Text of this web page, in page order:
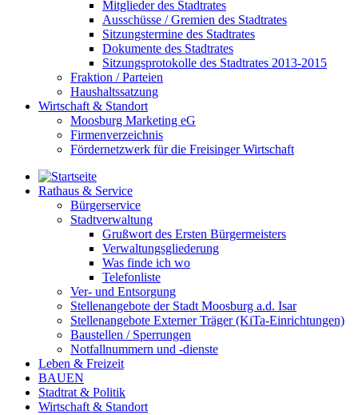
Mitglieder des Stadtrates
Ausschüsse / Gremien des Stadtrates
Sitzungstermine des Stadtrates
Dokumente des Stadtrates
Sitzungsprotokolle des Stadtrates 2013-2015
Fraktion / Parteien
Haushaltssatzung
Wirtschaft & Standort
Moosburg Marketing eG
Firmenverzeichnis
Fördernetzwerk für die Freisinger Wirtschaft
Rathaus & Service
Bürgerservice
Stadtverwaltung
Grußwort des Ersten Bürgermeisters
Verwaltungsgliederung
Was finde ich wo
Telefonliste
Ver- und Entsorgung
Stellenangebote der Stadt Moosburg a.d. Isar
Stellenangebote Externer Träger (KiTa-Einrichtungen)
Baustellen / Sperrungen
Notfallnummern und -dienste
Leben & Freizeit
BAUEN
Stadtrat & Politik
Wirtschaft & Standort